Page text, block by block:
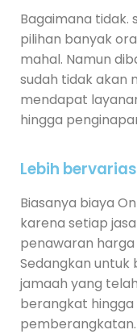
Bagaimana tidak.
pilihan banyak
mahal. Namun
sudah tidak akan
mendapat
hingga
Lebih
Biasanya biaya
karena setiap
penawaran
Sedangkan untuk
jamaah yang
berangkat
pemberangkatan.